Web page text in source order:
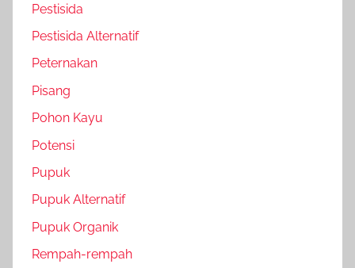
Pestisida
Pestisida Alternatif
Peternakan
Pisang
Pohon Kayu
Potensi
Pupuk
Pupuk Alternatif
Pupuk Organik
Rempah-rempah